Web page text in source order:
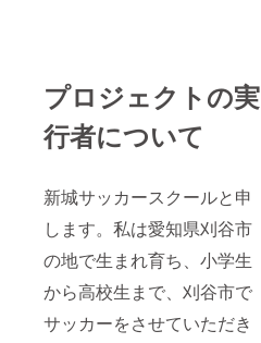
プロジェクトの実
行者について
新城サッカースクールと申
します。私は愛知県刈谷市
の地で生まれ育ち、小学生
から高校生まで、刈谷市で
サッカーをさせていただき